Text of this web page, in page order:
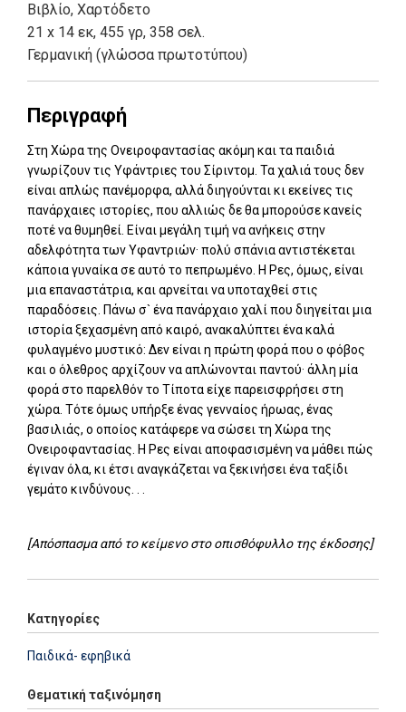
Βιβλίο, Χαρτόδετο
21 x 14 εκ, 455 γρ, 358 σελ.
Γερμανική (γλώσσα πρωτοτύπου)
Περιγραφή
Στη Χώρα της Ονειροφαντασίας ακόμη και τα παιδιά
γνωρίζουν τις Υφάντριες του Σίριντομ. Τα χαλιά τους δεν
είναι απλώς πανέμορφα, αλλά διηγούνται κι εκείνες τις
πανάρχαιες ιστορίες, που αλλιώς δε θα μπορούσε κανείς
ποτέ να θυμηθεί. Είναι μεγάλη τιμή να ανήκεις στην
αδελφότητα των Υφαντριών· πολύ σπάνια αντιστέκεται
κάποια γυναίκα σε αυτό το πεπρωμένο. Η Ρες, όμως, είναι
μια επαναστάτρια, και αρνείται να υποταχθεί στις
παραδόσεις. Πάνω σ` ένα πανάρχαιο χαλί που διηγείται μια
ιστορία ξεχασμένη από καιρό, ανακαλύπτει ένα καλά
φυλαγμένο μυστικό: Δεν είναι η πρώτη φορά που ο φόβος
και ο όλεθρος αρχίζουν να απλώνονται παντού· άλλη μία
φορά στο παρελθόν το Τίποτα είχε παρεισφρήσει στη
χώρα. Τότε όμως υπήρξε ένας γενναίος ήρωας, ένας
βασιλιάς, ο οποίος κατάφερε να σώσει τη Χώρα της
Ονειροφαντασίας. Η Ρες είναι αποφασισμένη να μάθει πώς
έγιναν όλα, κι έτσι αναγκάζεται να ξεκινήσει ένα ταξίδι
γεμάτο κινδύνους. . .
[Απόσπασμα από το κείμενο στο οπισθόφυλλο της έκδοσης]
Κατηγορίες
Παιδικά- εφηβικά
Θεματική ταξινόμηση